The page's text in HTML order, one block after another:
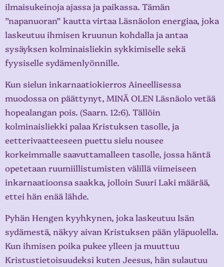
ilmaisukeinoja ajassa ja paikassa. Tämän
”napanuoran” kautta virtaa Läsnäolon energiaa, joka
laskeutuu ihmisen kruunun kohdalla ja antaa
sysäyksen kolminaisliekin sykkimiselle sekä
fyysiselle sydämenlyönnille.
Kun sielun inkarnaatiokierros Aineellisessa
muodossa on päättynyt, MINÄ OLEN Läsnäolo vetää
hopealangan pois. (Saarn. 12:6). Tällöin
kolminaisliekki palaa Kristuksen tasolle, ja
eetterivaatteeseen puettu sielu nousee
korkeimmalle saavuttamalleen tasolle, jossa häntä
opetetaan ruumiillistumisten välillä viimeiseen
inkarnaatioonsa saakka, jolloin Suuri Laki määrää,
ettei hän enää lähde.
Pyhän Hengen kyyhkynen, joka laskeutuu Isän
sydämestä, näkyy aivan Kristuksen pään yläpuolella.
Kun ihmisen poika pukee ylleen ja muuttuu
Kristustietoisuudeksi kuten Jeesus, hän sulautuu